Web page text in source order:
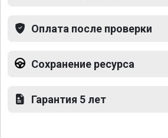
Оплата после проверки
Сохранение ресурса
Гарантия 5 лет